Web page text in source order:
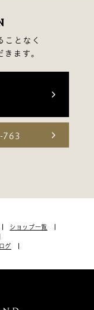
ことなく
きます。
763
ショップ一覧
グ